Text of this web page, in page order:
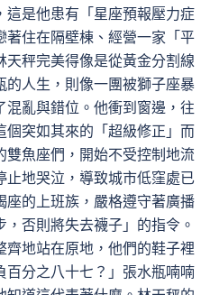
是他患有「星座預報壓力症
住在隔壁棟、經營一家「平
秤完美得像是從黃金分割線
的人生，則像一團被獅子座暴
亂與錯位。他衝到窗邊，往
突如其來的「超級修正」而
雙魚座們，開始不受控制地流
地哭泣，導致城市低窪處已
的上班族，嚴格遵守著廣播
否則將失去襪子」的指令。
地站在原地，他們的鞋子裡
分之八十七？」張水瓶喃喃